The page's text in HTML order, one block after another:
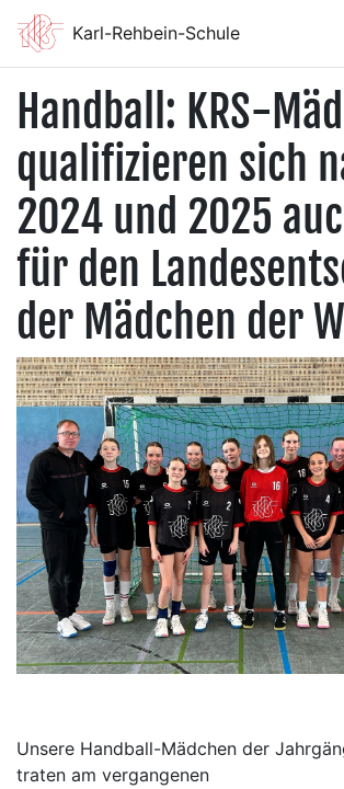
Karl-Rehbein-Schule
Handball: KRS-
qualifizieren sich
2024 und 2025
für den
der Mädchen der
Unsere Handball-Mädchen der
traten am vergangenen